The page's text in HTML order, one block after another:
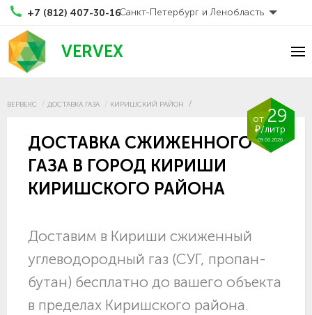
+7 (812) 407-30-16Санкт-Петербург и Ленобласть
VERVEX
ВЕРВЕКС ДОСТАВКА ГАЗА КИРИШСКИЙ РАЙОН
от29
₽/литр
09.08.2026
ДОСТАВКА СЖИЖЕННОГО
ГАЗА В ГОРОД КИРИШИ
КИРИШСКОГО РАЙОНА
Доставим в Кириши сжиженный
углеводородный газ (СУГ, пропан-
бутан) бесплатно до вашего объекта
в пределах Киришского района.